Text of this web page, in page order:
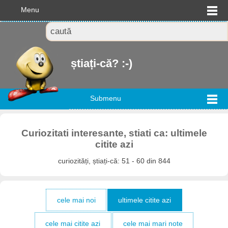
Menu
știați-că? :-)
Submenu
Curiozitati interesante, stiati ca: ultimele
citite azi
curiozități, știați-că: 51 - 60 din 844
cele mai noi ultimele citite azi
cele mai citite azi cele mai mari note